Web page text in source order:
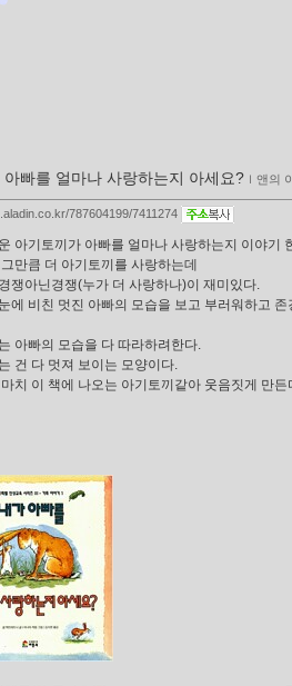
아빠를 얼마나 사랑하는지 아세요? ｌ 앤의
787604199/7411274
아기토끼가 아빠를 얼마나 사랑하는지 이야기
만큼 더 아기토끼를 사랑하는데
쟁아닌경쟁(누가 더 사랑하나)이 재미있다.
에 비친 멋진 아빠의 모습을 보고 부러워하고
아빠의 모습을 다 따라하려한다.
건 다 멋져 보이는 모양이다.
치 이 책에 나오는 아기토끼같아 웃음짓게 만든